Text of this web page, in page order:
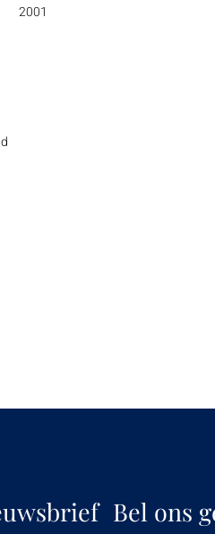
2001
Bel ons